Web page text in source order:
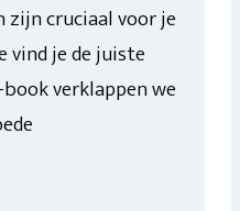
zijn cruciaal voor je
vind je de juiste
verklappen we